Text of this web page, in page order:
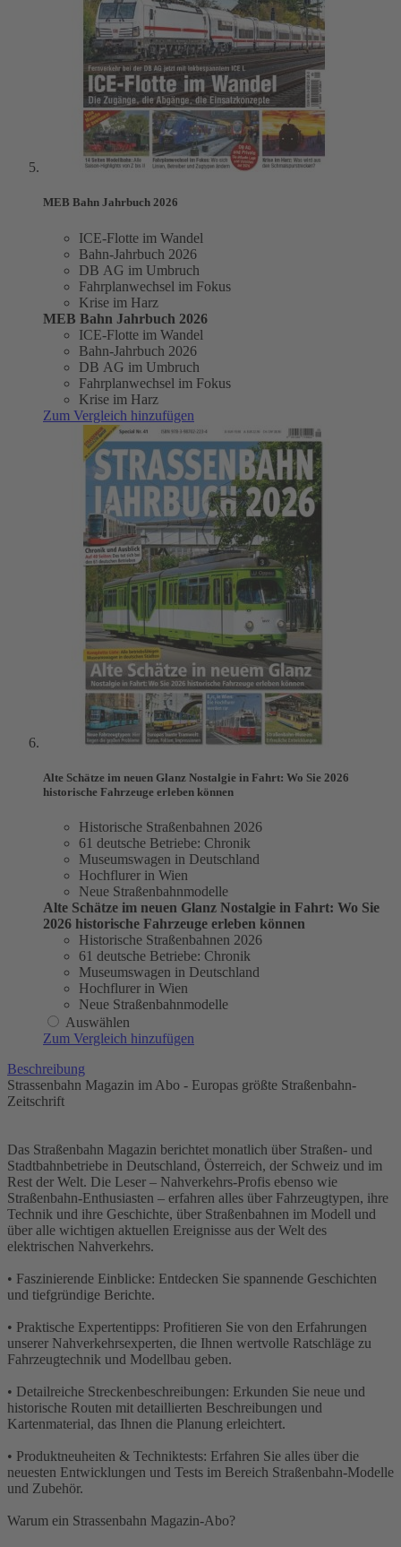
MEB Bahn Jahrbuch 2026
ICE-Flotte im Wandel
Bahn-Jahrbuch 2026
DB AG im Umbruch
Fahrplanwechsel im Fokus
Krise im Harz
MEB Bahn Jahrbuch 2026
ICE-Flotte im Wandel
Bahn-Jahrbuch 2026
DB AG im Umbruch
Fahrplanwechsel im Fokus
Krise im Harz
Zum Vergleich hinzufügen
Alte Schätze im neuen Glanz Nostalgie in Fahrt: Wo Sie 2026
historische Fahrzeuge erleben können
Historische Straßenbahnen 2026
61 deutsche Betriebe: Chronik
Museumswagen in Deutschland
Hochflurer in Wien
Neue Straßenbahnmodelle
Alte Schätze im neuen Glanz Nostalgie in Fahrt: Wo Sie
2026 historische Fahrzeuge erleben können
Historische Straßenbahnen 2026
61 deutsche Betriebe: Chronik
Museumswagen in Deutschland
Hochflurer in Wien
Neue Straßenbahnmodelle
Auswählen
Zum Vergleich hinzufügen
Beschreibung
Strassenbahn Magazin im Abo - Europas größte Straßenbahn-
Zeitschrift
Das Straßenbahn Magazin berichtet monatlich über Straßen- und
Stadtbahnbetriebe in Deutschland, Österreich, der Schweiz und im
Rest der Welt. Die Leser – Nahverkehrs-Profis ebenso wie
Straßenbahn-Enthusiasten – erfahren alles über Fahrzeugtypen, ihre
Technik und ihre Geschichte, über Straßenbahnen im Modell und
über alle wichtigen aktuellen Ereignisse aus der Welt des
elektrischen Nahverkehrs.
• Faszinierende Einblicke: Entdecken Sie spannende Geschichten
und tiefgründige Berichte.
• Praktische Expertentipps: Profitieren Sie von den Erfahrungen
unserer Nahverkehrsexperten, die Ihnen wertvolle Ratschläge zu
Fahrzeugtechnik und Modellbau geben.
• Detailreiche Streckenbeschreibungen: Erkunden Sie neue und
historische Routen mit detaillierten Beschreibungen und
Kartenmaterial, das Ihnen die Planung erleichtert.
• Produktneuheiten & Techniktests: Erfahren Sie alles über die
neuesten Entwicklungen und Tests im Bereich Straßenbahn-Modelle
und Zubehör.
Warum ein Strassenbahn Magazin-Abo?